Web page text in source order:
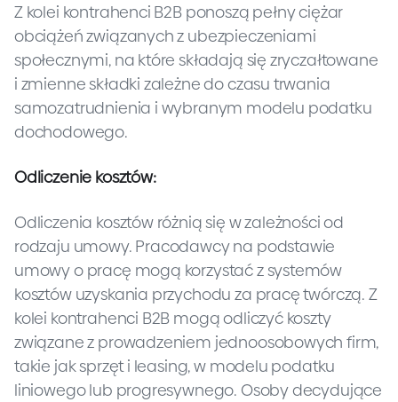
Z kolei kontrahenci B2B ponoszą pełny ciężar
obciążeń związanych z ubezpieczeniami
społecznymi, na które składają się zryczałtowane
i zmienne składki zależne do czasu trwania
samozatrudnienia i wybranym modelu podatku
dochodowego.
Odliczenie kosztów:
Odliczenia kosztów różnią się w zależności od
rodzaju umowy. Pracodawcy na podstawie
umowy o pracę mogą korzystać z systemów
kosztów uzyskania przychodu za pracę twórczą. Z
kolei kontrahenci B2B mogą odliczyć koszty
związane z prowadzeniem jednoosobowych firm,
takie jak sprzęt i leasing, w modelu podatku
liniowego lub progresywnego. Osoby decydujące